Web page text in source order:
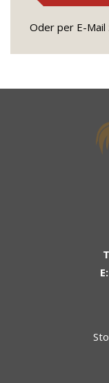
Oder per E-Mail
E: